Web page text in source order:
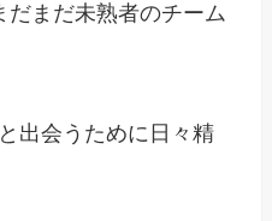
だまだ未熟者のチーム
出会うために日々精